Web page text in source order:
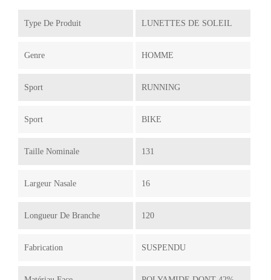
Type De Produit LUNETTES DE SOLEIL
Genre HOMME
Sport RUNNING
Sport BIKE
Taille Nominale 131
Largeur Nasale 16
Longueur De Branche 120
Fabrication SUSPENDU